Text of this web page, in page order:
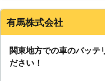
有馬株式会社
関東地方での車のバッテ
ださい！